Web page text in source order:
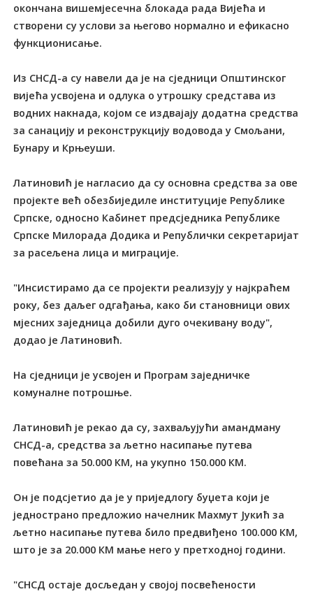
окончана вишемјесечна блокада рада Вијећа и
створени су услови за његово нормално и ефикасно
функционисање.
Из СНСД-а су навели да је на сједници Општинског
вијећа усвојена и одлука о утрошку средстава из
водних накнада, којом се издвајају додатна средства
за санацију и реконструкцију водовода у Смољани,
Бунару и Крњеуши.
Латиновић је нагласио да су основна средства за ове
пројекте већ обезбиједиле институције Републике
Српске, односно Кабинет предсједника Републике
Српске Милорада Додика и Републички секретаријат
за расељена лица и миграције.
"Инсистирамо да се пројекти реализују у најкраћем
року, без даљег одгађања, како би становници ових
мјесних заједница добили дуго очекивану воду",
додао је Латиновић.
На сједници је усвојен и Програм заједничке
комуналне потрошње.
Латиновић је рекао да су, захваљујући амандману
СНСД-а, средства за љетно насипање путева
повећана за 50.000 КМ, на укупно 150.000 КМ.
Он је подсјетио да је у приједлогу буџета који је
једнострано предложио начелник Махмут Јукић за
љетно насипање путева било предвиђено 100.000 КМ,
што је за 20.000 КМ мање него у претходној години.
"СНСД остаје досљедан у својој посвећености